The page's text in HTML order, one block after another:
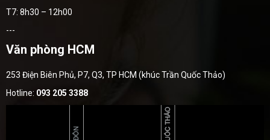
T7: 8h30 – 12h00
---
Văn phòng HCM
253 Điện Biên Phủ, P7, Q3, TP HCM (khúc Trần Quốc Thảo)
Hotline: 093 205 3388